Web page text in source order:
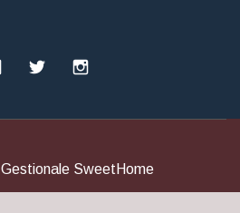
Gestionale SweetHome